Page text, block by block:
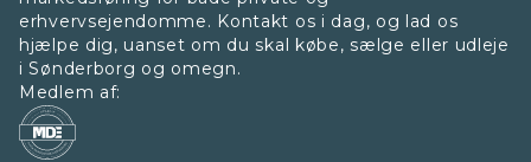
erhvervsejendomme. Kontakt os i dag, og lad os
hjælpe dig, uanset om du skal købe, sælge eller udleje
i Sønderborg og omegn.
Medlem af: